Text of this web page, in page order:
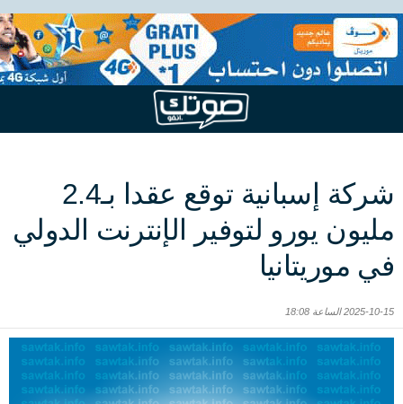
شركة إسبانية توقع عقدا بـ2.4
مليون يورو لتوفير الإنترنت الدولي
في موريتانيا
2025-10-15 الساعة 18:08